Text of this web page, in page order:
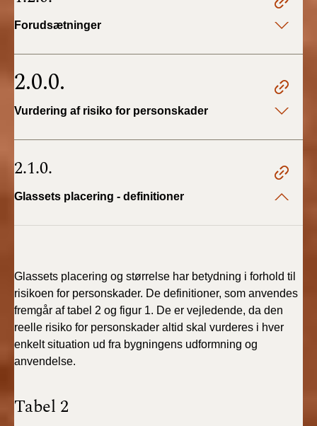
2019)
2018)
BR15 (2015-2018)
Forudsætninger
2.0.0.
Vurdering af risiko for personskader
2.1.0.
Glassets placering - definitioner
Glassets placering og størrelse har betydning i forhold til
risikoen for personskader. De definitioner, som anvendes
fremgår af tabel 2 og figur 1. De er vejledende, da den
reelle risiko for personskader altid skal vurderes i hver
enkelt situation ud fra bygningens udformning og
anvendelse.
Tabel 2